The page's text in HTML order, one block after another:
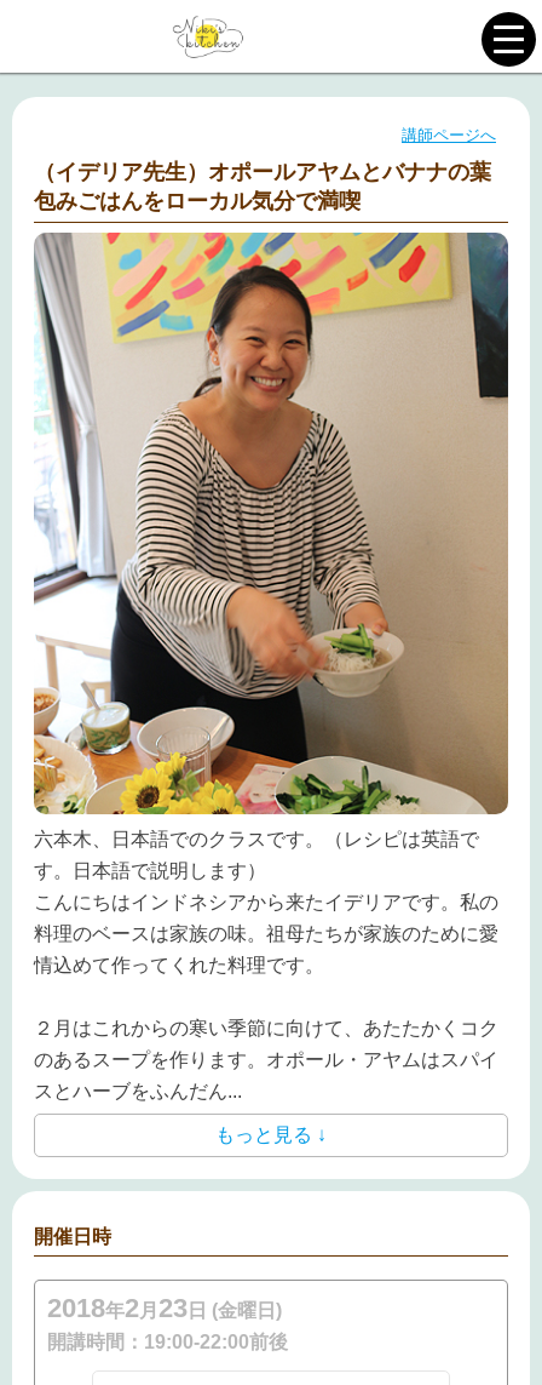
講師ページへ
（イデリア先生）オポールアヤムとバナナの葉
包みごはんをローカル気分で満喫
六本木、日本語でのクラスです。（レシピは英語で
す。日本語で説明します）
こんにちはインドネシアから来たイデリアです。私の
料理のベースは家族の味。祖母たちが家族のために愛
情込めて作ってくれた料理です。
２月はこれからの寒い季節に向けて、あたたかくコク
のあるスープを作ります。オポール・アヤムはスパイ
スとハーブをふんだん...
もっと見る ↓
開催日時
2018年2月 23 日 (金曜日)
開講時間： 19:00-22:00前後